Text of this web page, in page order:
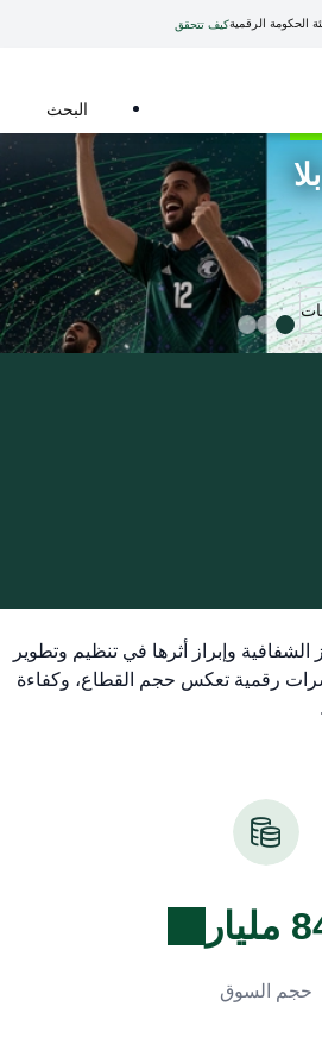
الرقميةكيف تتحقق
البحث
وإبراز أثرها في تنظيم وتطوير
رقمية تعكس حجم القطاع، وكفاءة
حجم السوق